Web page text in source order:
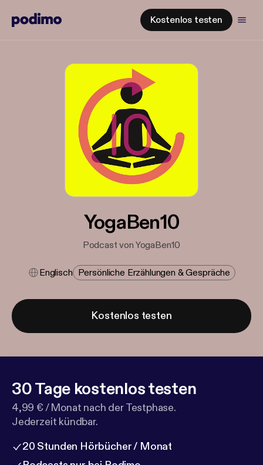
Kostenlos testen
YogaBen10
Podcast von YogaBen10
Englisch Persönliche Erzählungen & Gespräche
Kostenlos testen
30 Tage kostenlos testen
4,99 € / Monat nach der Testphase.
Jederzeit kündbar.
20 Stunden Hörbücher / Monat